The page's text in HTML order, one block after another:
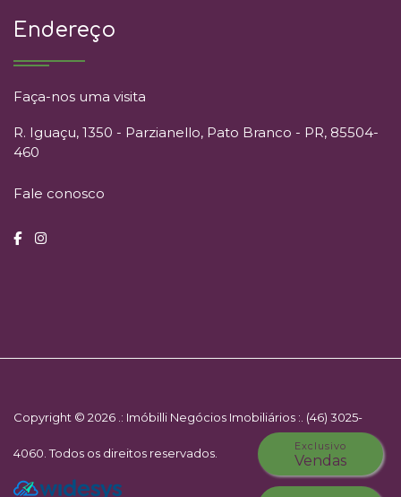
Endereço
Faça-nos uma visita
R. Iguaçu, 1350 - Parzianello, Pato Branco - PR, 85504-
460
Fale conosco
Copyright © 2026 .: Imóbilli Negócios Imobiliários :. (46) 3025-
4060. Todos os direitos reservados.
Exclusivo
Vendas